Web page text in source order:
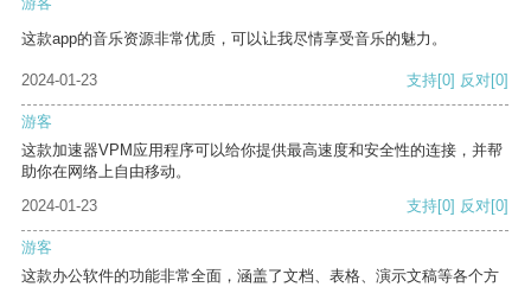
这款app的音乐资源非常优质，可以让我尽情享受音乐的魅力。
2024-01-23 支持[0] 反对[0]
游客
这款加速器VPM应用程序可以给你提供最高速度和安全性的连接，并帮
助你在网络上自由移动。
2024-01-23
支持[0] 反对[0]
游客
这款办公软件的功能非常全面，涵盖了文档、表格、演示文稿等各个方